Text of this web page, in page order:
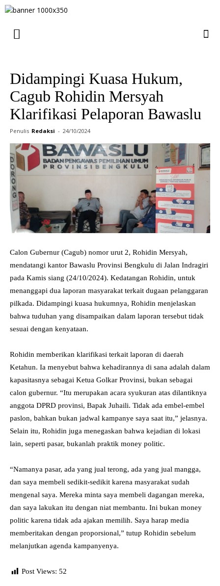
Didampingi Kuasa Hukum,
Cagub Rohidin Mersyah
Klarifikasi Pelaporan Bawaslu
Penulis Redaksi - 24/10/2024
Calon Gubernur (Cagub) nomor urut 2, Rohidin Mersyah,
mendatangi kantor Bawaslu Provinsi Bengkulu di Jalan Indragiri
pada Kamis siang (24/10/2024). Kedatangan Rohidin, untuk
menanggapi dua laporan masyarakat terkait dugaan pelanggaran
pilkada. Didampingi kuasa hukumnya, Rohidin menjelaskan
bahwa tuduhan yang disampaikan dalam laporan tersebut tidak
sesuai dengan kenyataan.
Rohidin memberikan klarifikasi terkait laporan di daerah
Ketahun. Ia menyebut bahwa kehadirannya di sana adalah dalam
kapasitasnya sebagai Ketua Golkar Provinsi, bukan sebagai
calon gubernur. “Itu merupakan acara syukuran atas dilantiknya
anggota DPRD provinsi, Bapak Juhaili. Tidak ada embel-embel
paslon, bahkan bukan jadwal kampanye saya saat itu,” jelasnya.
Selain itu, Rohidin juga menegaskan bahwa kejadian di lokasi
lain, seperti pasar, bukanlah praktik money politic.
“Namanya pasar, ada yang jual terong, ada yang jual mangga,
dan saya membeli sedikit-sedikit karena masyarakat sudah
mengenal saya. Mereka minta saya membeli dagangan mereka,
dan saya lakukan itu dengan niat membantu. Ini bukan money
politic karena tidak ada ajakan memilih. Saya harap media
memberitakan dengan proporsional,” tutup Rohidin sebelum
melanjutkan agenda kampanyenya.
Post Views: 52